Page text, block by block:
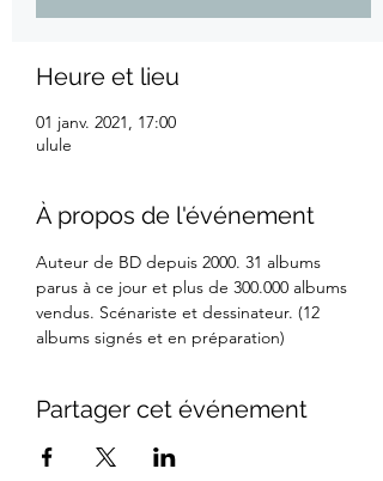
Heure et lieu
01 janv. 2021, 17:00
ulule
À propos de l'événement
Auteur de BD depuis 2000. 31 albums
parus à ce jour et plus de 300.000 albums
vendus. Scénariste et dessinateur. (12
albums signés et en préparation)
Partager cet événement